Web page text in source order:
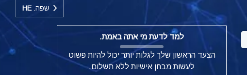
שפה:HE
למד לדעת מי אתה באמת.
הצעד הראשון שלך לגלות יותר יכול להיות פשוט
לעשות מבחן אישיות ללא תשלום.